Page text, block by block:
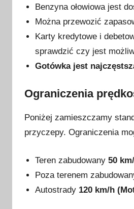
a
2
0
Benzyna ołowiowa jest
Można przewozić
Karty kredytowe i
sprawdzić czy jest
Gotówka jest
Ograniczenia
Poniżej zamieszczamy
przyczepy. Ograniczenia
Teren zabudowany50
Poza terenem
Autostrady 120 km/h